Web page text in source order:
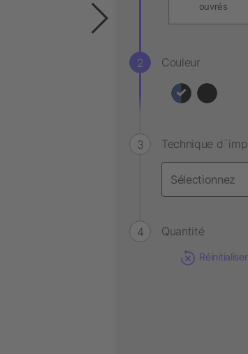
ouvrés
Couleur
Technique
Quantité